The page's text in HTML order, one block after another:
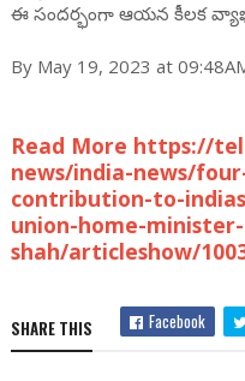
ఈ సందర్భంగా ఆయన కీలక
By May 19, 2023 at
Read More https://
news/india-news/
contribution-to-
union-home-
shah/articleshow/
SHARE THIS Facebook